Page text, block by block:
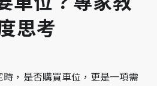
思考
，是否購買車位，更是一項需